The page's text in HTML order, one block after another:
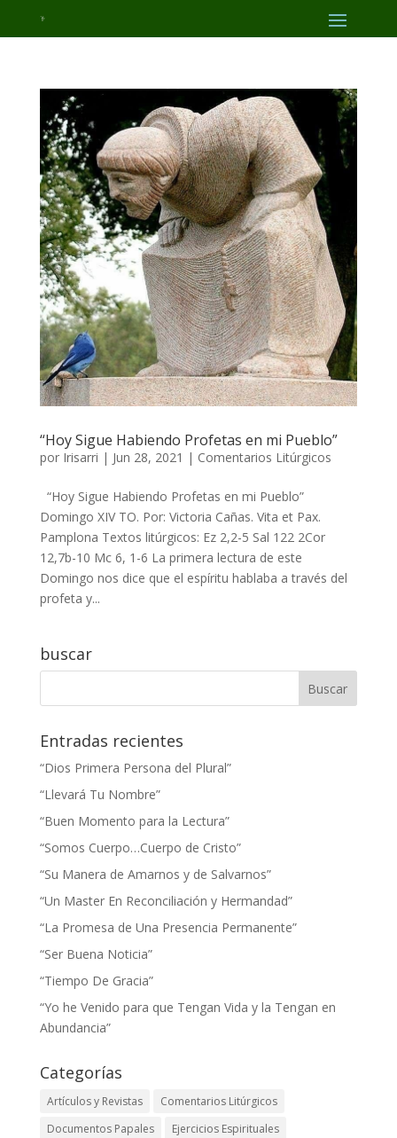
“Hoy Sigue Habiendo Profetas en mi Pueblo”
por Irisarri | Jun 28, 2021 | Comentarios Litúrgicos
“Hoy Sigue Habiendo Profetas en mi Pueblo”
Domingo XIV TO. Por: Victoria Cañas. Vita et Pax.
Pamplona Textos litúrgicos: Ez 2,2-5 Sal 122 2Cor
12,7b-10 Mc 6, 1-6 La primera lectura de este
Domingo nos dice que el espíritu hablaba a través del
profeta y...
buscar
Entradas recientes
“Dios Primera Persona del Plural”
“Llevará Tu Nombre”
“Buen Momento para la Lectura”
“Somos Cuerpo…Cuerpo de Cristo”
“Su Manera de Amarnos y de Salvarnos”
“Un Master En Reconciliación y Hermandad”
“La Promesa de Una Presencia Permanente”
“Ser Buena Noticia”
“Tiempo De Gracia”
“Yo he Venido para que Tengan Vida y la Tengan en
Abundancia”
Categorías
Artículos y Revistas
Comentarios Litúrgicos
Documentos Papales
Ejercicios Espirituales